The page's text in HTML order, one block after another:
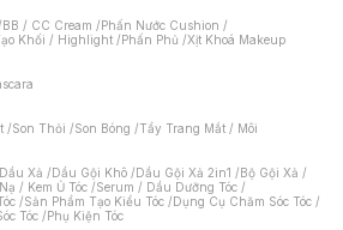
/BB / CC Cream /Phấn Nước Cushion /
Khối / Highlight /Phấn Phủ /Xịt Khoá Makeup
/Son Thỏi /Son Bóng /Tẩy Trang Mắt / Môi
Dầu Xả /Dầu Gội Khô /Dầu Gội Xả 2in1 /Bộ Gội Xả /
/ Kem Ủ Tóc /Serum / Dầu Dưỡng Tóc /
/Sản Phẩm Tạo Kiểu Tóc /Dụng Cụ Chăm Sóc Tóc /
Tóc /Phụ Kiện Tóc